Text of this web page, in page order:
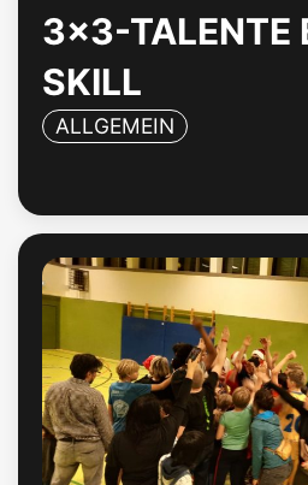
3×3-TALENTE
SKILL
ALLGEMEIN